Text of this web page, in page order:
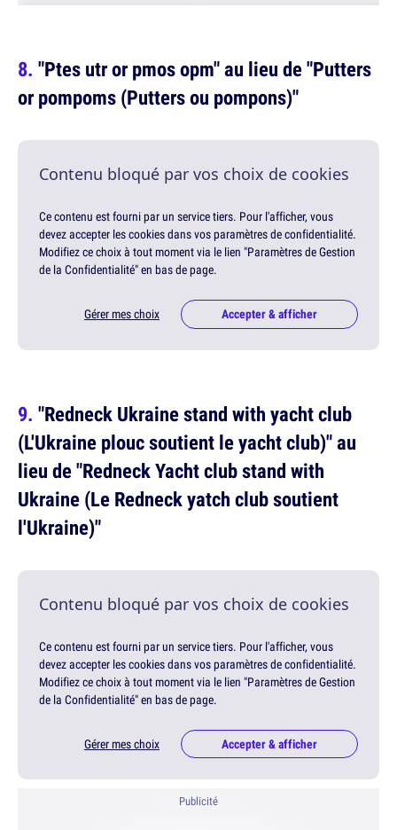
"Ptes utr or pmos opm" au lieu de "Putters
or pompoms (Putters ou pompons)"
Contenu bloqué par vos choix de cookies
Ce contenu est fourni par un service tiers. Pour l'afficher, vous
devez accepter les cookies dans vos paramètres de confidentialité.
Modifiez ce choix à tout moment via le lien "Paramètres de Gestion
de la Confidentialité" en bas de page.
Gérer mes choix Accepter & afficher
"Redneck Ukraine stand with yacht club
(L'Ukraine plouc soutient le yacht club)" au
lieu de "Redneck Yacht club stand with
Ukraine (Le Redneck yatch club soutient
l'Ukraine)"
Contenu bloqué par vos choix de cookies
Ce contenu est fourni par un service tiers. Pour l'afficher, vous
devez accepter les cookies dans vos paramètres de confidentialité.
Modifiez ce choix à tout moment via le lien "Paramètres de Gestion
de la Confidentialité" en bas de page.
Gérer mes choix Accepter & afficher
Publicité